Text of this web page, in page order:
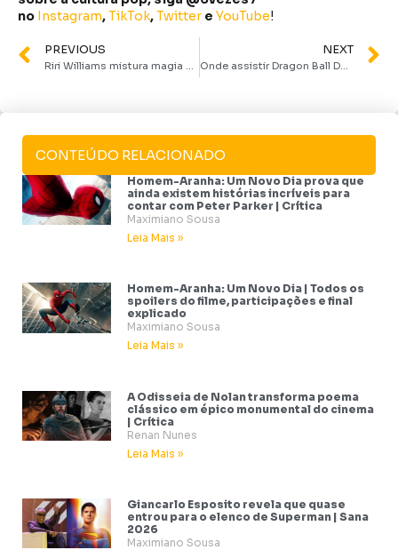
no Instagram,TikTok,Twitter e YouTube!
PREVIOUS
Riri Williams mistura magia e tecnologia em novo trailer de Coração de Ferro
NEXT
Onde assistir Dragon Ball Daima dublado? Max anuncia estreia no streaming
CONTEÚDO RELACIONADO
Homem-Aranha: Um Novo Dia prova que
ainda existem histórias incríveis para
contar com Peter Parker | Crítica
Maximiano Sousa
Leia Mais »
Homem-Aranha: Um Novo Dia | Todos os
spoilers do filme, participações e final
explicado
Maximiano Sousa
Leia Mais »
A Odisseia de Nolan transforma poema
clássico em épico monumental do cinema
| Crítica
Renan Nunes
Leia Mais »
Giancarlo Esposito revela que quase
entrou para o elenco de Superman | Sana
2026
Maximiano Sousa